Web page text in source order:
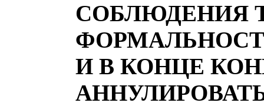
СОБЛЮДЕНИЯ
И В КОНЦЕ